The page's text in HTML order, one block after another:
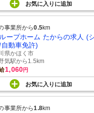
お気に入り に追加
事業所から0.5km
ープホーム たからの求人 (
動車免許)
県かほく市
気駅から1.5km
1,060円
お気に入り に追加
事業所から1.8km